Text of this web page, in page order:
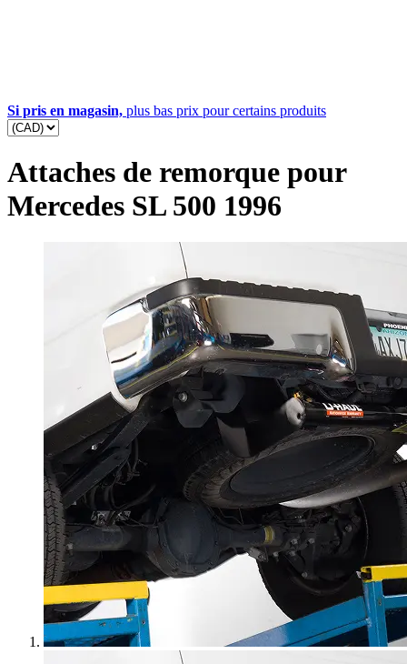
Si pris en magasin, plus bas prix pour certains produits
Attaches de remorque pour
Mercedes SL 500 1996